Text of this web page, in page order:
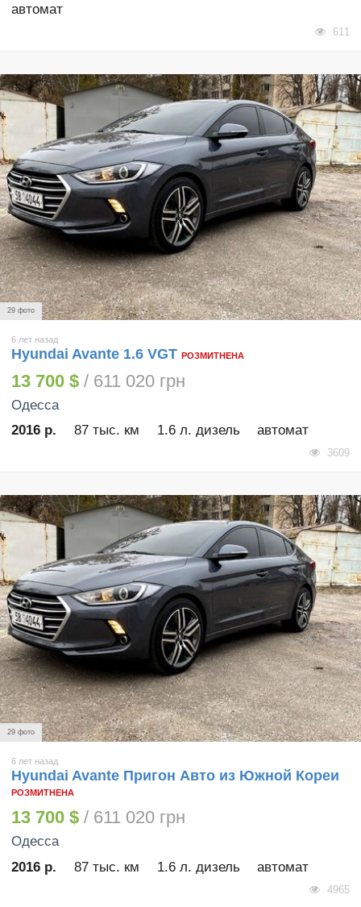
автомат
611
29 фото
6 лет назад
Hyundai Avante 1.6 VGT РОЗМИТНЕНА
13 700 $ / 611 020 грн
Одесса
2016 р.
87 тыс. км 1.6 л. дизель автомат
3609
29 фото
6 лет назад
Hyundai Avante Пригон Авто из Южной Кореи
РОЗМИТНЕНА
13 700 $ / 611 020 грн
Одесса
2016 р.
87 тыс. км 1.6 л. дизель автомат
4965